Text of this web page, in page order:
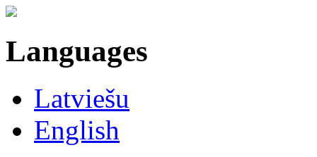
Languages
Latviešu
English